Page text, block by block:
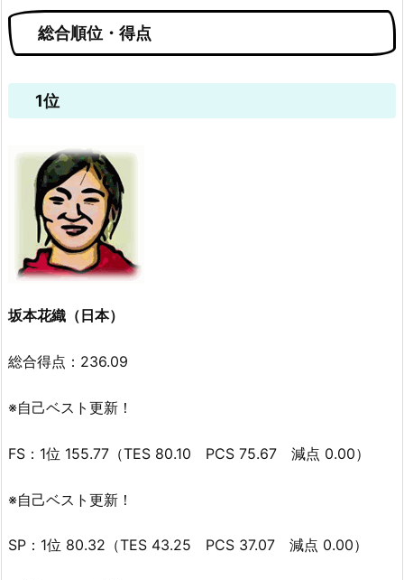
総合順位・得点
1位
坂本花織（日本）
総合得点：236.09
※自己ベスト更新！
FS：1位 155.77（TES 80.10 PCS 75.67 減点 0.00）
※自己ベスト更新！
SP：1位 80.32（TES 43.25 PCS 37.07 減点 0.00）